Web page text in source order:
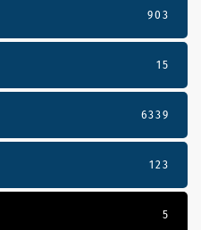
903
15
6339
123
5